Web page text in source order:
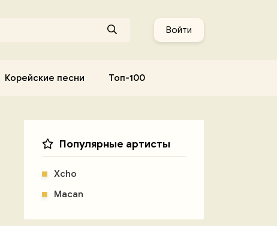
Войти
Корейские песни Топ-100
Популярные артисты
Xcho
Macan